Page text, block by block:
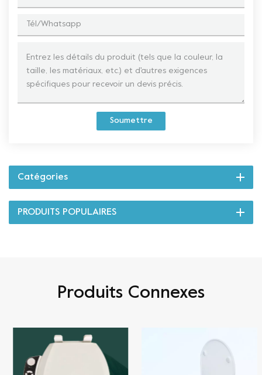
Soumettre
Catégories
PRODUITS POPULAIRES
Produits Connexes